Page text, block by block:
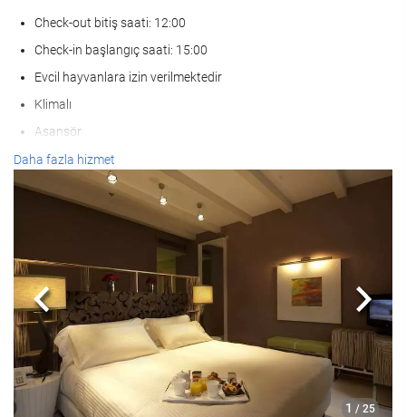
Check-out bitiş saati: 12:00
Check-in başlangıç saati: 15:00
Evcil hayvanlara izin verilmektedir
Klimalı
Asansör
Hareket ve erişim kısıtlılığı bulunan kişiler
Sigar İçilmeyen Oda
KarÅÄ±lama hizmetleri
Bagaj muhafazası
Kasa
Tur masası
Press
SaÄlÄ±k
Daha fazla hizmet
1 / 25
Önceki